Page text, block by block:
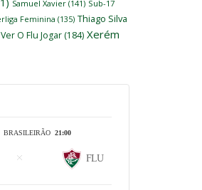
Samuel Xavier (141) Sub-17
Feminina (135) Thiago Silva
O Flu Jogar (184) Xerém
BRASILEIRÃO 21:00
FLU